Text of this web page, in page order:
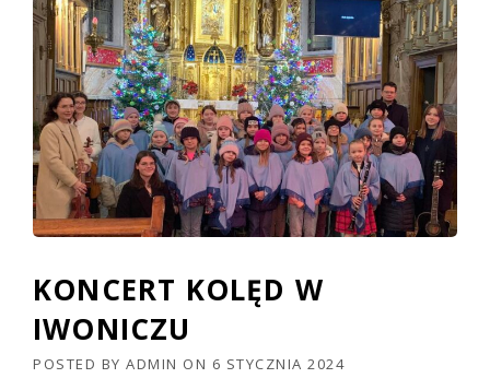
KONCERT KOLĘD W
IWONICZU
POSTED BY ADMIN ON 6 STYCZNIA 2024